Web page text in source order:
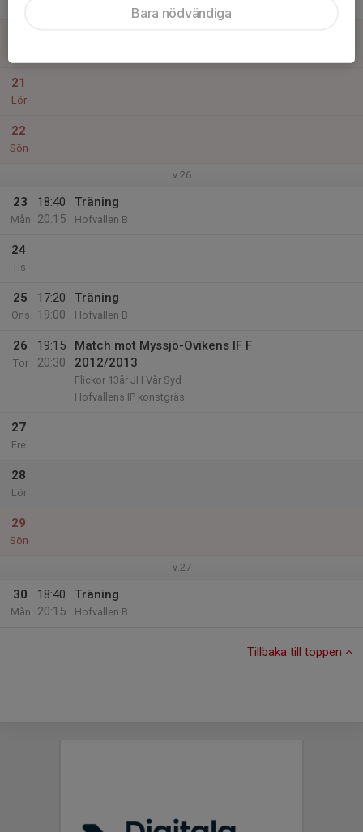
21
Lör
22
Sön
v.26
23
Mån
18:40
20:15
Träning
Hofvallen B
24
Tis
25
Ons
17:20
19:00
Träning
Hofvallen B
26
Tor
19:15
20:30
Match mot Myssjö-Ovikens IF F
2012/2013
Flickor 13år JH Vår Syd
Hofvallens IP konstgräs
27
Fre
28
Lör
29
Sön
v.27
30
Mån
18:40
20:15
Träning
Hofvallen B
Tillbaka till toppen
Bara nödvändiga